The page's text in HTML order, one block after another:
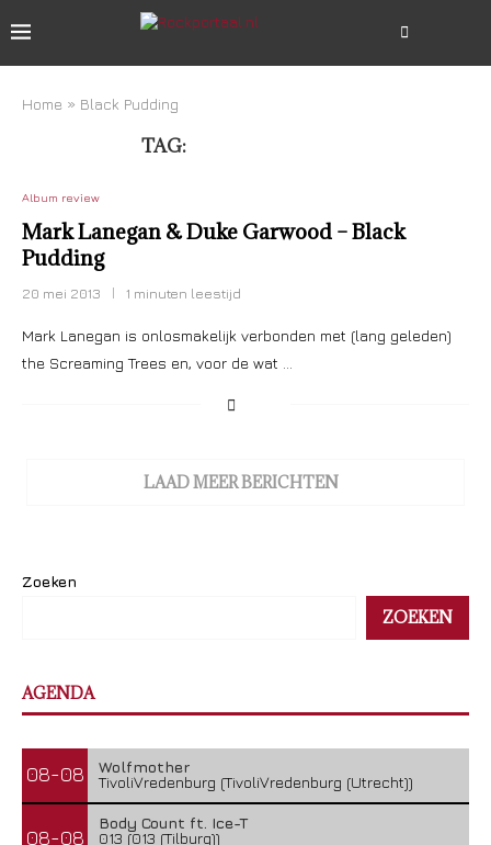
Home » Black Pudding
TAG:
Album review
Mark Lanegan & Duke Garwood – Black
Pudding
20 mei 2013 1 minuten leestijd
Mark Lanegan is onlosmakelijk verbonden met (lang geleden)
the Screaming Trees en, voor de wat …
LAAD MEER BERICHTEN
Zoeken
ZOEKEN
AGENDA
08-08
Wolfmother
TivoliVredenburg (TivoliVredenburg (Utrecht))
08-08
Body Count ft. Ice-T
013 (013 (Tilburg))